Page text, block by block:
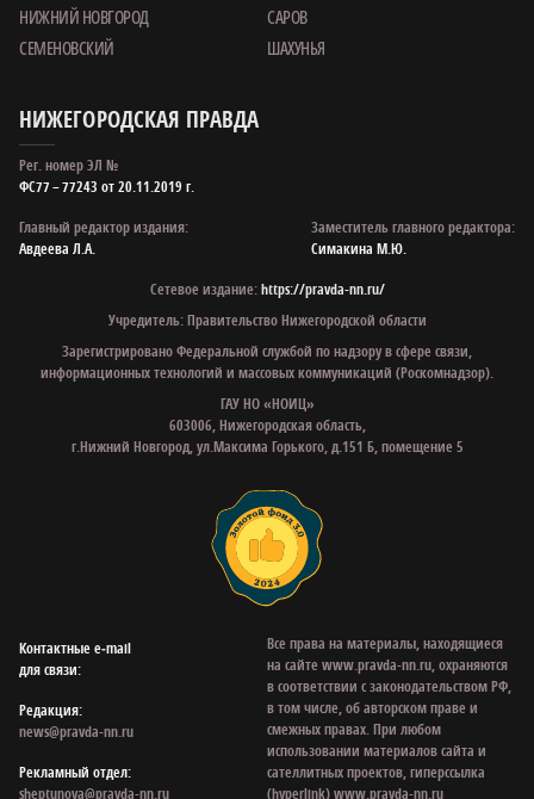
НИЖНИЙ НОВГОРОД
САРОВ
СЕМЕНОВСКИЙ
ШАХУНЬЯ
НИЖЕГОРОДСКАЯ ПРАВДА
Рег. номер ЭЛ №
ФС77 – 77243 от 20.11.2019 г.
Главный редактор издания:
Авдеева Л.А.
Заместитель главного редактора:
Симакина М.Ю.
Сетевое издание:https://pravda-nn.ru/
Учредитель: Правительство Нижегородской области
Зарегистрировано Федеральной службой по надзору в сфере связи,
информационных технологий и массовых коммуникаций (Роскомнадзор).
ГАУ НО «НОИЦ»
603006, Нижегородская область,
г.Нижний Новгород, ул.Максима Горького, д.151 Б, помещение 5
Контактные e‑mail
для связи:
Редакция:
news@pravda-nn.ru
Рекламный отдел:
sheptunova@pravda-nn.ru
Все права на материалы, находящиеся
на сайте www.pravda-nn.ru, охраняются
в соответствии с законодательством РФ,
в том числе, об авторском праве и
смежных правах. При любом
использовании материалов сайта и
сателлитных проектов, гиперссылка
(hyperlink) www.pravda-nn.ru